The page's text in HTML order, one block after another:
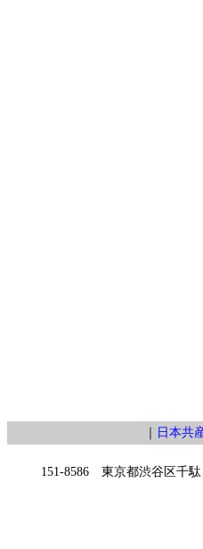
｜ 日本共
151-8586 東京都渋谷区千